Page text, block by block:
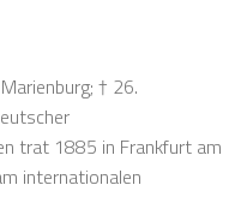
† 26.
trat 1885 in Frankfurt am
internationalen